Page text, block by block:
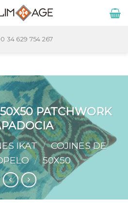
34 629 754 267
PATCHWORK
IKAT / COJINES DE
/ 50X50